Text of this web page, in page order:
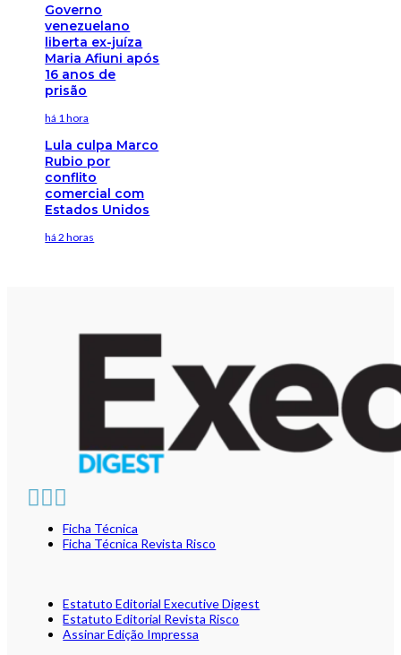
Governo
venezuelano
liberta ex-juíza
Maria Afiuni após
16 anos de
prisão
há 1 hora
Lula culpa Marco
Rubio por
conflito
comercial com
Estados Unidos
há 2 horas
Ficha Técnica
Ficha Técnica Revista Risco
Estatuto Editorial Executive Digest
Estatuto Editorial Revista Risco
Assinar Edição Impressa